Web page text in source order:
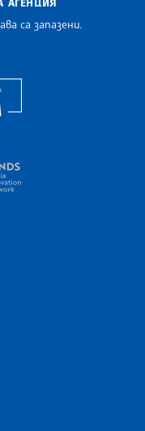
са запазени.
the Balkan News Agencies